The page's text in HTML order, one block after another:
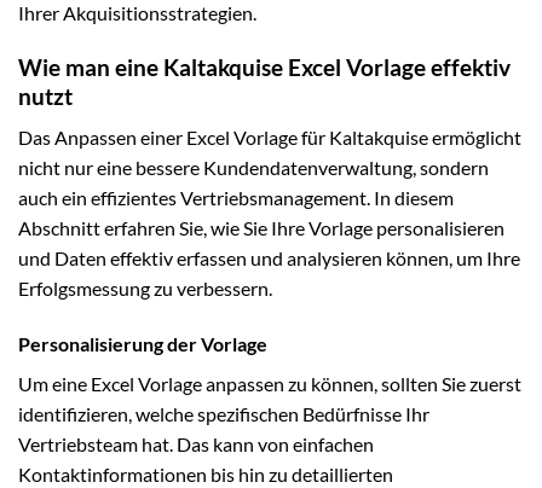
Ihrer Akquisitionsstrategien.
Wie man eine Kaltakquise Excel Vorlage effektiv
nutzt
Das Anpassen einer Excel Vorlage für Kaltakquise ermöglicht
nicht nur eine bessere Kundendatenverwaltung, sondern
auch ein effizientes Vertriebsmanagement. In diesem
Abschnitt erfahren Sie, wie Sie Ihre Vorlage personalisieren
und Daten effektiv erfassen und analysieren können, um Ihre
Erfolgsmessung zu verbessern.
Personalisierung der Vorlage
Um eine Excel Vorlage anpassen zu können, sollten Sie zuerst
identifizieren, welche spezifischen Bedürfnisse Ihr
Vertriebsteam hat. Das kann von einfachen
Kontaktinformationen bis hin zu detaillierten